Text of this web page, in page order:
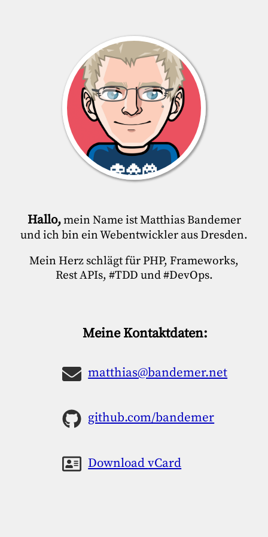
Hallo,mein Name ist Matthias Bandemer
und ich bin ein Webentwickler aus Dresden.
Mein Herz schlägt für PHP, Frameworks,
Rest APIs, #TDD und #DevOps.
Meine Kontaktdaten:
matthias@bandemer.net
github.com/bandemer
DownloadvCard